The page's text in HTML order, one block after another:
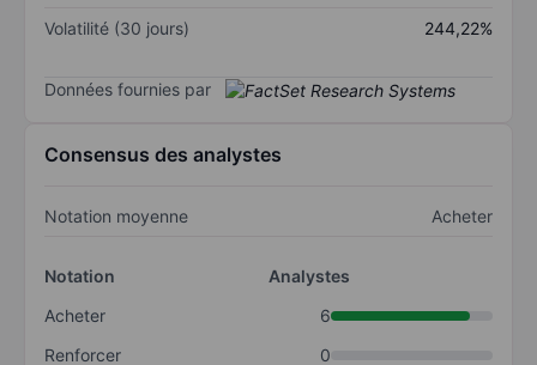
Volatilité (30 jours)
244,22%
Données fournies par
Consensus des analystes
Notation moyenne Acheter
Notation
Analystes
Acheter
6
Renforcer
0